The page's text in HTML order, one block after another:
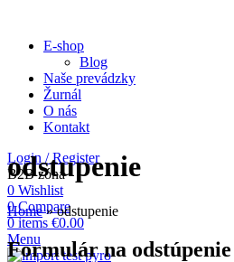
E-shop
Blog
Naše prevádzky
Žurnál
O nás
Kontakt
Login / Register
B2B zóna
0 Wishlist
0 Compare
0items €0.00
Menu
odstupenie
Home»odstupenie
Formulár na